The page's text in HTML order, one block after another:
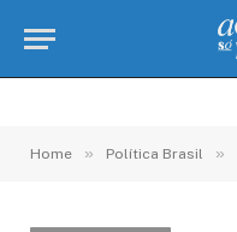
Home » Política Brasil »